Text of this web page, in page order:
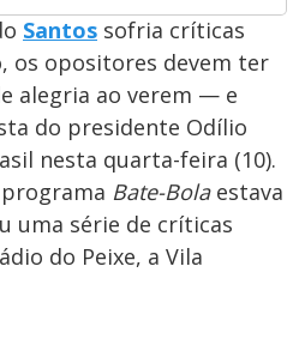
Santos sofria críticas
os opositores devem ter
alegria ao verem — e
do presidente Odílio
nesta quarta-feira (10).
Bate-Bola estava
uma série de críticas
do Peixe, a Vila